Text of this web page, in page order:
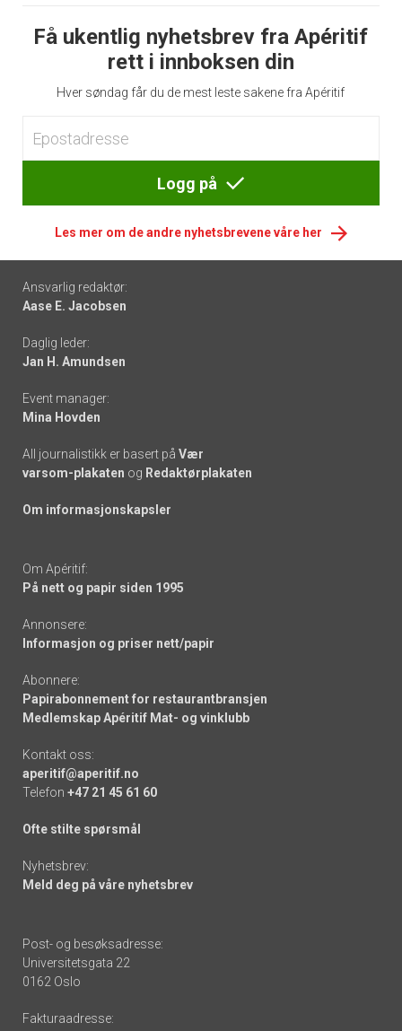
Få ukentlig nyhetsbrev fra Apéritif
rett i innboksen din
Hver søndag får du de mest leste sakene fra Apéritif
Logg på
Les mer om de andre nyhetsbrevene våre her
Footer
-
links
Ansvarlig redaktør:
Aase E. Jacobsen
Daglig leder:
Jan H. Amundsen
Event manager:
Mina Hovden
All journalistikk er basert på Vær
varsom-plakaten og Redaktørplakaten
Om informasjonskapsler
Om Apéritif:
På nett og papir siden 1995
Annonsere:
Informasjon og priser nett/papir
Abonnere:
Papirabonnement for restaurantbransjen
Medlemskap Apéritif Mat- og vinklubb
Kontakt oss:
aperitif@aperitif.no
Telefon +47 21 45 61 60
Ofte stilte spørsmål
Nyhetsbrev:
Meld deg på våre nyhetsbrev
Post- og besøksadresse:
Universitetsgata 22
0162 Oslo
Fakturaadresse: